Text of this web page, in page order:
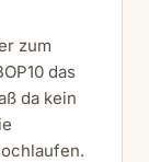
zum
das
da kein